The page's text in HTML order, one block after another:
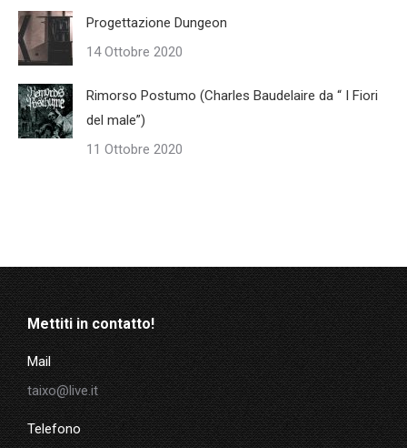
Progettazione Dungeon
14 Ottobre 2020
Rimorso Postumo (Charles Baudelaire da “ I Fiori
del male”)
11 Ottobre 2020
Mettiti in contatto!
Mail
taixo@live.it
Telefono